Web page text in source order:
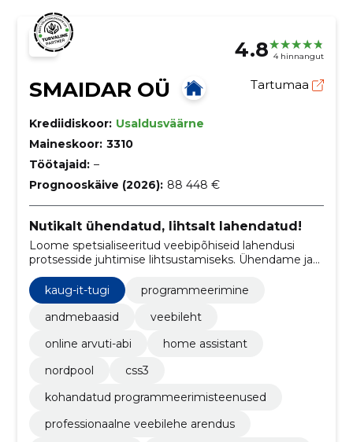
4.8 4 hinnangut
SMAIDAR OÜ Tartumaa
Krediidiskoor: Usaldusväärne
Maineskoor: 3310
Töötajaid: –
Prognooskäive (2026): 88 448 €
Nutikalt ühendatud, lihtsalt lahendatud!
Loome spetsialiseeritud veebipõhiseid lahendusi
protsesside juhtimise lihtsustamiseks. Ühendame ja
integreerime olemasolevad süsteemid ja tarkvarad.
kaug-it-tugi
programmeerimine
andmebaasid
veebileht
online arvuti-abi
home assistant
nordpool
css3
kohandatud programmeerimisteenused
professionaalne veebilehe arendus